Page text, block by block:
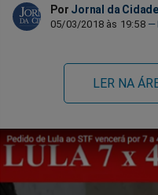
Por Jornal da
05/03/2018 às 19:58
LER NA